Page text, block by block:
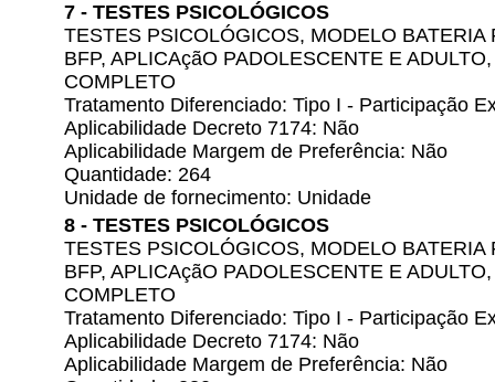
7 - TESTES PSICOLÓGICOS
TESTES PSICOLÓGICOS, MODELO
BFP, APLICAçãO PADOLESCENTE E
COMPLETO
Tratamento Diferenciado: Tipo I - Participação
Aplicabilidade Decreto 7174: Não
Aplicabilidade Margem de Preferência: Não
Quantidade: 264
Unidade de fornecimento: Unidade
8 - TESTES PSICOLÓGICOS
TESTES PSICOLÓGICOS, MODELO
BFP, APLICAçãO PADOLESCENTE E
COMPLETO
Tratamento Diferenciado: Tipo I - Participação
Aplicabilidade Decreto 7174: Não
Aplicabilidade Margem de Preferência: Não